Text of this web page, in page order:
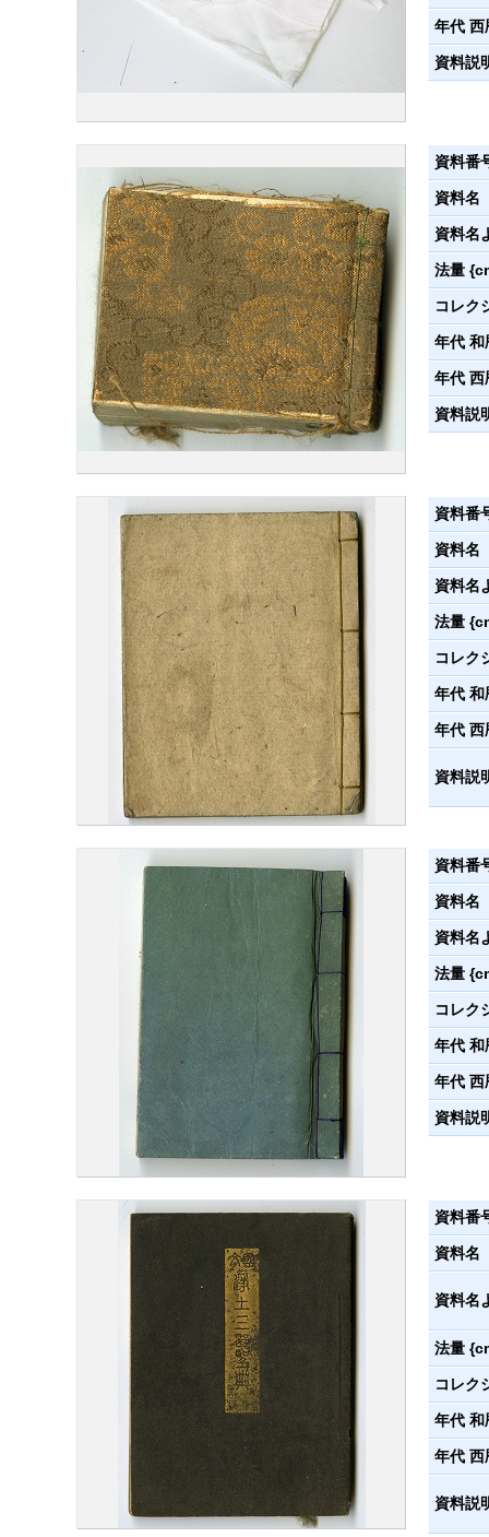
年代 西
資料説
資料番
資料名
資料名
法量
コレク
年代 和
年代 西
資料説
資料番
資料名
資料名
法量
コレク
年代 和
年代 西
資料説
資料番
資料名
資料名
法量
コレク
年代 和
年代 西
資料説
資料番
資料名
資料名
法量
コレク
年代 和
年代 西
資料説